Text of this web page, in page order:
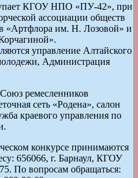
КГОУ НПО «ПУ-42», при
ассоциации обществ
«Артфлора им. Н. Лозовой» и
управление Алтайского
Администрация
ремесленников
сеть «Родена», салон
краевого управления по
конкурсе принимаются
656066, г. Барнаул, КГОУ
По вопросам обращаться: